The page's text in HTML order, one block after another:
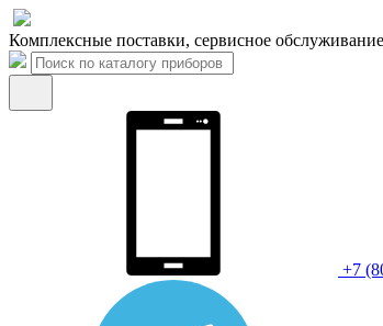
Комплексные поставки, сервисное
+7